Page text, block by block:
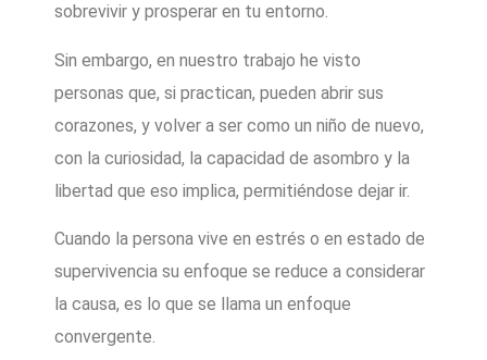
sobrevivir y prosperar en tu entorno.
Sin embargo, en nuestro trabajo he visto
personas que, si practican, pueden abrir sus
corazones, y volver a ser como un niño de nuevo,
con la curiosidad, la capacidad de asombro y la
libertad que eso implica, permitiéndose dejar ir.
Cuando la persona vive en estrés o en estado de
supervivencia su enfoque se reduce a considerar
la causa, es lo que se llama un enfoque
convergente.